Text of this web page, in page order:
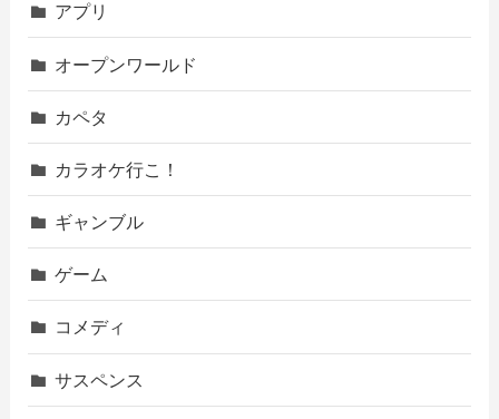
アプリ
オープンワールド
カペタ
カラオケ行こ！
ギャンブル
ゲーム
コメディ
サスペンス